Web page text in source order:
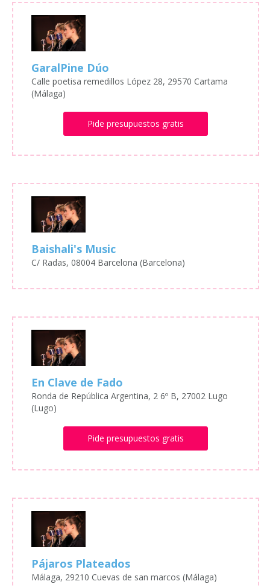
GaralPine Dúo
Calle poetisa remedillos López 28, 29570 Cartama
(Málaga)
Pide presupuestos gratis
Baishali's Music
C/ Radas, 08004 Barcelona (Barcelona)
En Clave de Fado
Ronda de República Argentina, 2 6º B, 27002 Lugo
(Lugo)
Pide presupuestos gratis
Pájaros Plateados
Málaga, 29210 Cuevas de san marcos (Málaga)